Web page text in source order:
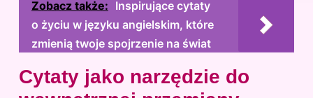
Zobacz także: Inspirujące cytaty
o życiu w języku angielskim, które
zmienią twoje spojrzenie na świat
Cytaty jako narzędzie do